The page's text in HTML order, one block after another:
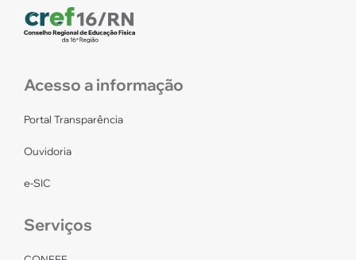
Acesso a informação
Portal Transparência
Ouvidoria
e-SIC
Serviços